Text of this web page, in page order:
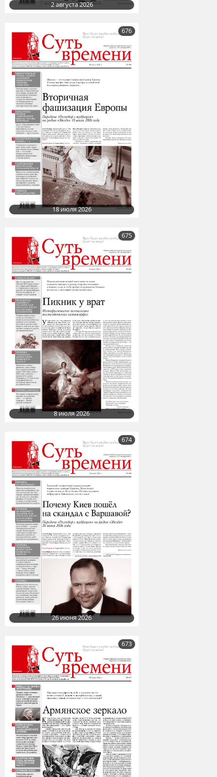
2 августа 2026
676
18 июля 2026
675
8 июля 2026
674
26 июня 2026
673